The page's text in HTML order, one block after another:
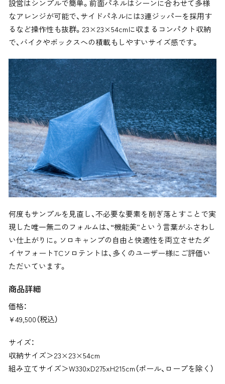
設営はシンプルで簡単。前面パネルはシーンに合わせて多様
なアレンジが可能で、サイドパネルには3連ジッパーを採用す
るなど操作性も抜群。23×23×54cmに収まるコンパクト収納
で、バイクやボックスへの積載もしやすいサイズ感です。
何度もサンプルを見直し、不必要な要素を削ぎ落とすことで実
現した唯一無二のフォルムは、“機能美”という言葉がふさわし
い仕上がりに。ソロキャンプの自由と快適性を両立させたダ
イヤフォートTCソロテントは、多くのユーザー様にご評価い
ただいています。
商品詳細
価格：
¥49,500（税込）
サイズ：
収納サイズ＞23×23×54cm
組み立てサイズ＞W330xD275xH215cm（ポール、ロープを除く）